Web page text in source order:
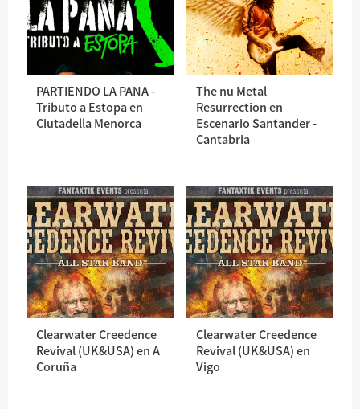
PARTIENDO LA PANA -
Tributo a Estopa en
Ciutadella Menorca
The nu Metal
Resurrection en
Escenario Santander -
Cantabria
Clearwater Creedence
Revival (UK&USA) en A
Coruña
Clearwater Creedence
Revival (UK&USA) en
Vigo